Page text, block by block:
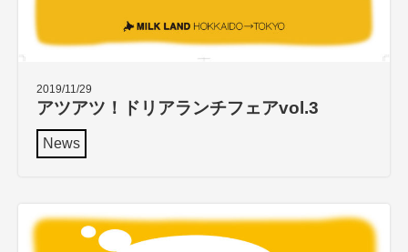
2019/11/29
アツアツ！ドリアランチフェアvol.3
News